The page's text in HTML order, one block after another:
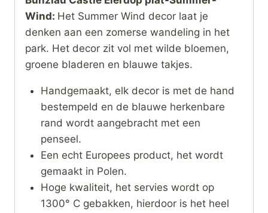
Wind: Het Summer Wind decor laat je
denken aan een zomerse wandeling in het
park. Het decor zit vol met wilde bloemen,
groene bladeren en blauwe takjes.
Handgemaakt, elk decor is met de hand
bestempeld en de blauwe herkenbare
rand wordt aangebracht met een
penseel.
Een echt Europees product, het wordt
gemaakt in Polen.
Hoge kwaliteit, het servies wordt op
1300° C gebakken, hierdoor is het heel